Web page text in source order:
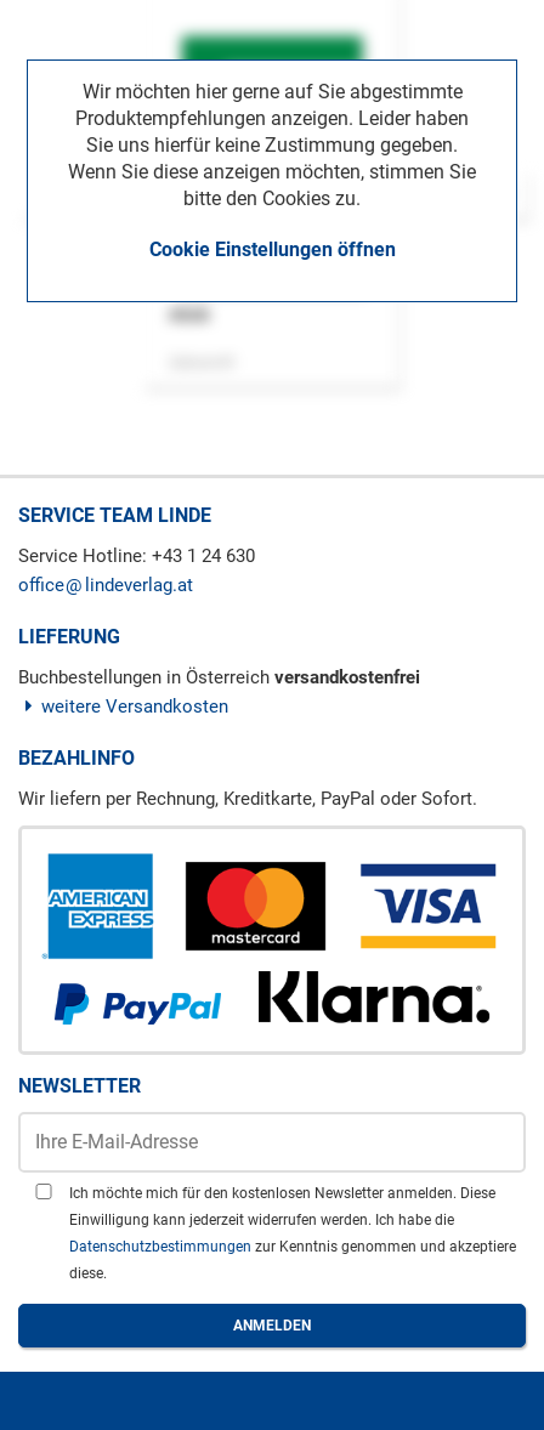
Wir möchten hier gerne auf Sie abgestimmte
Produktempfehlungen anzeigen. Leider haben
Sie uns hierfür keine Zustimmung gegeben.
Wenn Sie diese anzeigen möchten, stimmen Sie
bitte den Cookies zu.
Cookie Einstellungen öffnen
SERVICE TEAM LINDE
Service Hotline: +43 1 24 630
office
lindeverlag.at
LIEFERUNG
Buchbestellungen in Österreich versandkostenfrei
weitere Versandkosten
BEZAHLINFO
Wir liefern per Rechnung, Kreditkarte, PayPal oder Sofort.
NEWSLETTER
Ich möchte mich für den kostenlosen Newsletter anmelden. Diese
Einwilligung kann jederzeit widerrufen werden. Ich habe die
Datenschutzbestimmungen zur Kenntnis genommen und akzeptiere
diese.